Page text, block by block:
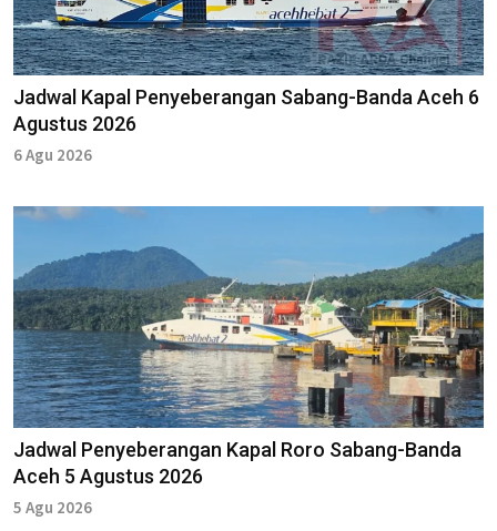
Jadwal Kapal Penyeberangan Sabang-Banda Aceh 6
Agustus 2026
6 Agu 2026
Jadwal Penyeberangan Kapal Roro Sabang-Banda
Aceh 5 Agustus 2026
5 Agu 2026